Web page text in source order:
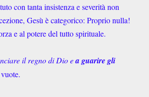
con tanta insistenza e severità non
Gesù è categorico: Proprio nulla!
e al potere del tutto spirituale.
il regno di Dio ea guarire gli